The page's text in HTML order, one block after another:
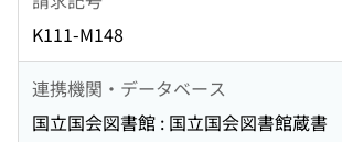
K111-M148
連携機関・データベース
国立国会図書館 : 国立国会図書館蔵書